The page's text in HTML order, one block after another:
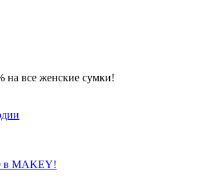
на все женские сумки!
в MAKEY!